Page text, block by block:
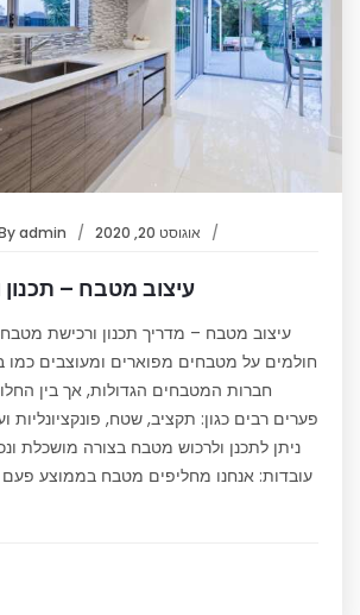
אוגוסט 20, 2020 admin
עיצוב מטבח –
עיצוב מטבח – מדריך תכנון ורכישת מטבח
חולמים על מטבחים מפוארים ומעוצבים כמו
חברות המטבחים הגדולות, אך בין
פערים רבים כגון: תקציב, שטח, פונקציונליות
ניתן לתכנן ולרכוש מטבח בצורה מושכלת
עובדות: אנחנו מחליפים מטבח בממוצע